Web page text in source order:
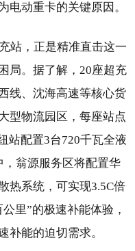
电动重卡的关键原因。
站，正是精准直击这一
局。据了解，20座超充
线、沈海高速等核心货
型物流园区，每座站点
站配置3台720千瓦全液
翁源服务区将配置华
热系统，可实现3.5C倍
里”的极速补能体验，
补能的迫切需求。